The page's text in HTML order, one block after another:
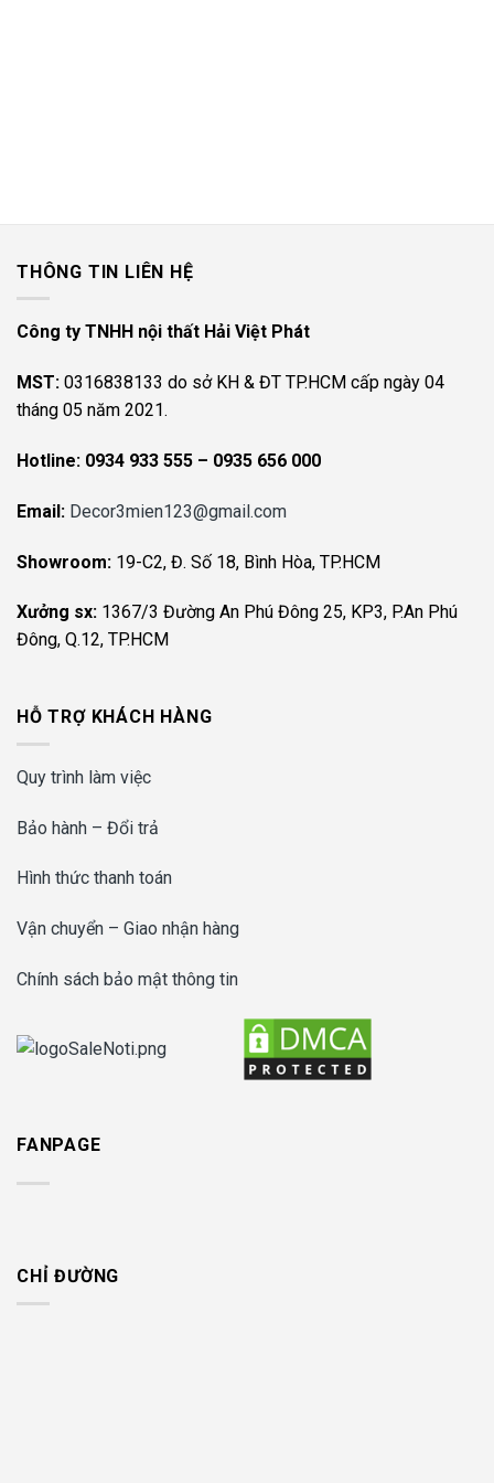
THÔNG TIN LIÊN HỆ
Công ty TNHH nội thất Hải Việt Phát
MST: 0316838133 do sở KH & ĐT TP.HCM cấp ngày 04
tháng 05 năm 2021.
Hotline: 0934 933 555 – 0935 656 000
Email: Decor3mien123@gmail.com
Showroom: 19-C2, Đ. Số 18, Bình Hòa, TP.HCM
Xưởng sx: 1367/3 Đường An Phú Đông 25, KP3, P.An Phú
Đông, Q.12, TP.HCM
HỖ TRỢ KHÁCH HÀNG
Quy trình làm việc
Bảo hành – Đổi trả
Hình thức thanh toán
Vận chuyển – Giao nhận hàng
Chính sách bảo mật thông tin
FANPAGE
CHỈ ĐƯỜNG